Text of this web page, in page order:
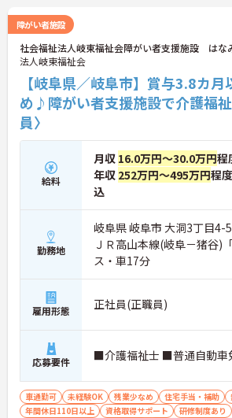
障がい者施設
社会福祉法人岐東福祉会障がい者支援施設 はな
法人岐東福祉会
【岐阜県／岐阜市】賞与3.8カ
め♪障がい者支援施設で介護福
員〉
給料
月収 16.0万円～30.0万円
年収 252万円～495万円程
込
勤務地
岐阜県 岐阜市 大洞3丁目4-5
ＪＲ高山本線(岐阜－猪谷)
ス・車17分
雇用形態 正社員(正職員)
応募要件 ■介護福祉士 ■普通自動車
車通勤可 未経験OK 残業少なめ 住宅手当・補助
年間休日110日以上
資格取得サポート
研修制度あり